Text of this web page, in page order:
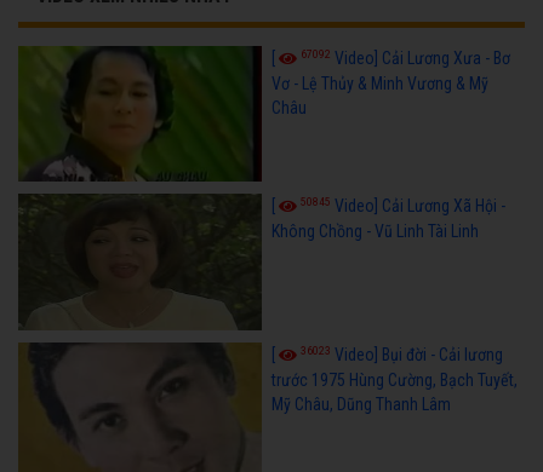
[ 67092 Video] Cải Lương Xưa - Bơ
Vơ - Lệ Thủy & Minh Vương & Mỹ
Châu
50845 Video] Cải Lương Xã Hội -
Không Chồng - Vũ Linh Tài Linh
36023 Video] Bụi đời - Cải lương
trước 1975 Hùng Cường, Bạch Tuyết,
Mỹ Châu, Dũng Thanh Lâm